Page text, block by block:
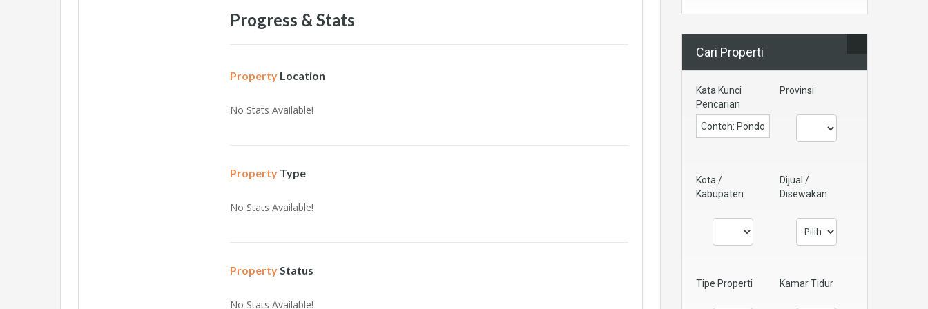
Progress & Stats
PropertyLocation
No Stats Available!
PropertyType
No Stats Available!
PropertyStatus
No Stats Available!
Cari Properti
Kata Kunci
Pencarian
Provinsi
Kota /
Kabupaten
Dijual /
Disewakan
Tipe Properti Kamar Tidur